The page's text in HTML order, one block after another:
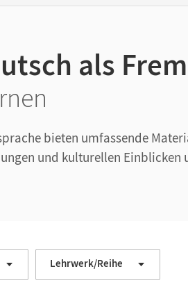
als
bieten umfassende
und kulturellen
Lehrwerk/Reihe